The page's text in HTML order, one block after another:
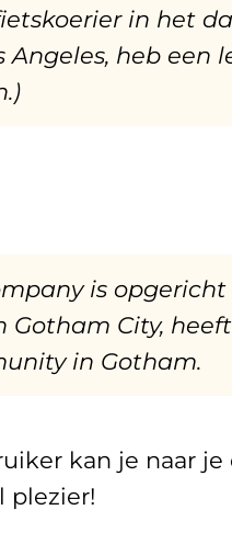
in het
Angeles, heb
is
Gotham City,
in Gotham.
kan je naar je
plezier!